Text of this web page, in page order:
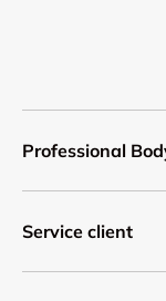
Professional
Service client